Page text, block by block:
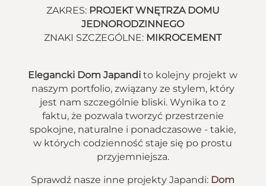
ZAKRES: PROJEKT WNĘTRZA DOMU
JEDNORODZINNEGO
ZNAKI SZCZEGÓLNE: MIKROCEMENT
Elegancki Dom Japandi to kolejny projekt w
naszym portfolio, związany ze stylem, który
jest nam szczególnie bliski. Wynika to z
faktu, że pozwala tworzyć przestrzenie
spokojne, naturalne i ponadczasowe - takie,
w których codzienność staje się po prostu
przyjemniejsza.
Sprawdź nasze inne projekty Japandi: Dom